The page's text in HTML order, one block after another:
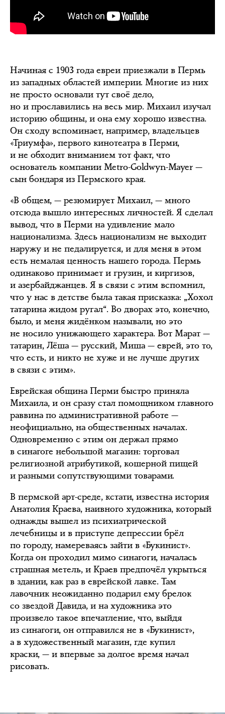
Начиная с 1903 года евреи приезжали в Пермь
из западных областей империи. Многие из них
не просто основали тут своё дело,
но и прославились на весь мир. Михаил изучал
историю общины, и она ему хорошо известна.
Он сходу вспоминает, например, владельцев
«Триумфа», первого кинотеатра в Перми,
и не обходит вниманием тот факт, что
основатель компании Metro-Goldwyn-Mayer —
сын бондаря из Пермского края.
«В общем, — резюмирует Михаил, — много
отсюда вышло интересных личностей. Я сделал
вывод, что в Перми на удивление мало
национализма. Здесь национализм не выходит
наружу и не педалируется, и для меня в этом
есть немалая ценность нашего города. Пермь
одинаково принимает и грузин, и киргизов,
и азербайджанцев. Я в связи с этим вспомнил,
что у нас в детстве была такая присказка: „Хохол
татарина жидом ругал“. Во дворах это, конечно,
было, и меня жидёнком называли, но это
не носило унижающего характера. Вот Марат —
татарин, Лёша — русский, Миша — еврей, это то,
что есть, и никто не хуже и не лучше других
в связи с этим».
Еврейская община Перми быстро приняла
Михаила, и он сразу стал помощником главного
раввина по административной работе —
неофициально, на общественных началах.
Одновременно с этим он держал прямо
в синагоге небольшой магазин: торговал
религиозной атрибутикой, кошерной пищей
и разными сопутствующими товарами.
В пермской арт-среде, кстати, известна история
Анатолия Краева, наивного художника, который
однажды вышел из психиатрической
лечебницы и в приступе депрессии брёл
по городу, намереваясь зайти в «Букинист».
Когда он проходил мимо синагоги, началась
страшная метель, и Краев предпочёл укрыться
в здании, как раз в еврейской лавке. Там
лавочник неожиданно подарил ему брелок
со звездой Давида, и на художника это
произвело такое впечатление, что, выйдя
из синагоги, он отправился не в «Букинист»,
а в художественный магазин, где купил
краски, — и впервые за долгое время начал
рисовать.